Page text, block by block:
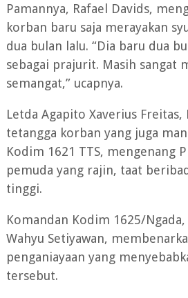
Pamannya, Rafael Davids,
korban baru saja merayakan
dua bulan lalu. “Dia baru dua
sebagai prajurit. Masih sangat
semangat,” ucapnya.
Letda Agapito Xaverius Freitas,
tetangga korban yang juga
Kodim 1621 TTS, mengenang
pemuda yang rajin, taat
tinggi.
Komandan Kodim 1625/
Wahyu Setiyawan,
penganiayaan yang
tersebut.